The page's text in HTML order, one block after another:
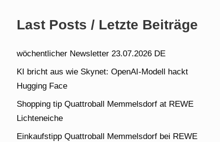
Last Posts / Letzte Beiträge
wöchentlicher Newsletter 23.07.2026 DE
KI bricht aus wie Skynet: OpenAI-Modell hackt
Hugging Face
Shopping tip Quattroball Memmelsdorf at REWE
Lichteneiche
Einkaufstipp Quattroball Memmelsdorf bei REWE